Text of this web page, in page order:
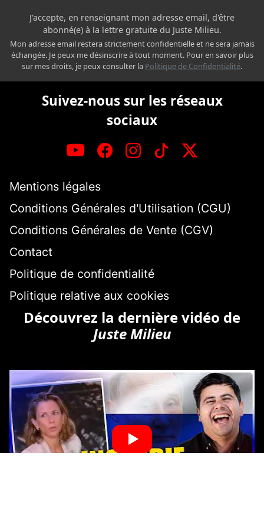
J'accepte, en renseignant mon adresse email, d'être
abonné(e) à la lettre gratuite du Juste Milieu.
Mon adresse email restera strictement confidentielle et ne sera jamais
échangée. Je peux me désinscrire à tout moment. Pour en savoir plus
sur mes droits, je peux consulter la Politique de Confidentialité.
Suivez-nous sur les réseaux
sociaux
Mentions légales
Conditions Générales d'Utilisation (CGU)
Conditions Générales de Vente (CGV)
Contact
Politique de confidentialité
Politique relative aux cookies
Découvrez la dernière vidéo de
Juste Milieu